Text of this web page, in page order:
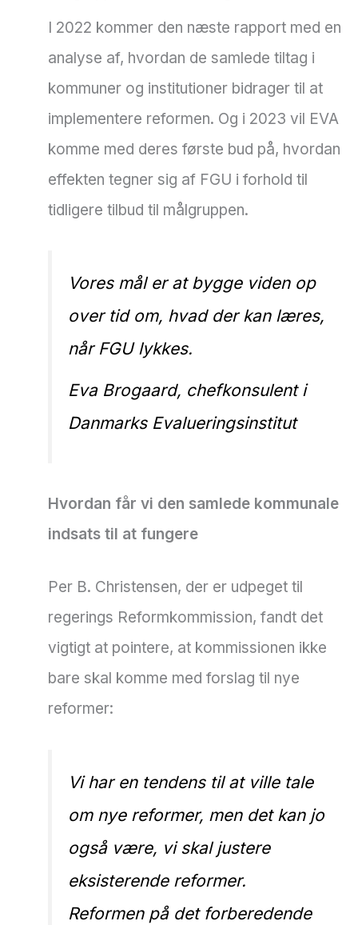
I 2022 kommer den næste rapport med en
analyse af, hvordan de samlede tiltag i
kommuner og institutioner bidrager til at
implementere reformen. Og i 2023 vil EVA
komme med deres første bud på, hvordan
effekten tegner sig af FGU i forhold til
tidligere tilbud til målgruppen.
Vores mål er at bygge viden op
over tid om, hvad der kan læres,
når FGU lykkes.
Eva Brogaard, chefkonsulent i
Danmarks Evalueringsinstitut
Hvordan får vi den samlede kommunale
indsats til at fungere
Per B. Christensen, der er udpeget til
regerings Reformkommission, fandt det
vigtigt at pointere, at kommissionen ikke
bare skal komme med forslag til nye
reformer:
Vi har en tendens til at ville tale
om nye reformer, men det kan jo
også være, vi skal justere
eksisterende reformer.
Reformen på det forberedende